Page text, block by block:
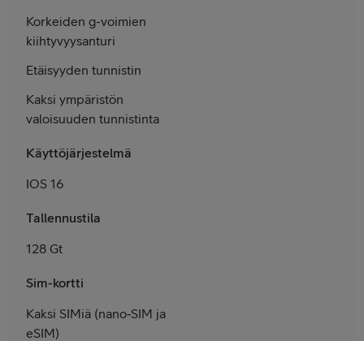
Korkeiden g-voimien
kiihtyvyysanturi
Etäisyyden tunnistin
Kaksi ympäristön
valoisuuden tunnistinta
Käyttöjärjestelmä
IOS 16
Tallennustila
128 Gt
Sim-kortti
Kaksi SIMiä (nano‑SIM ja
eSIM)